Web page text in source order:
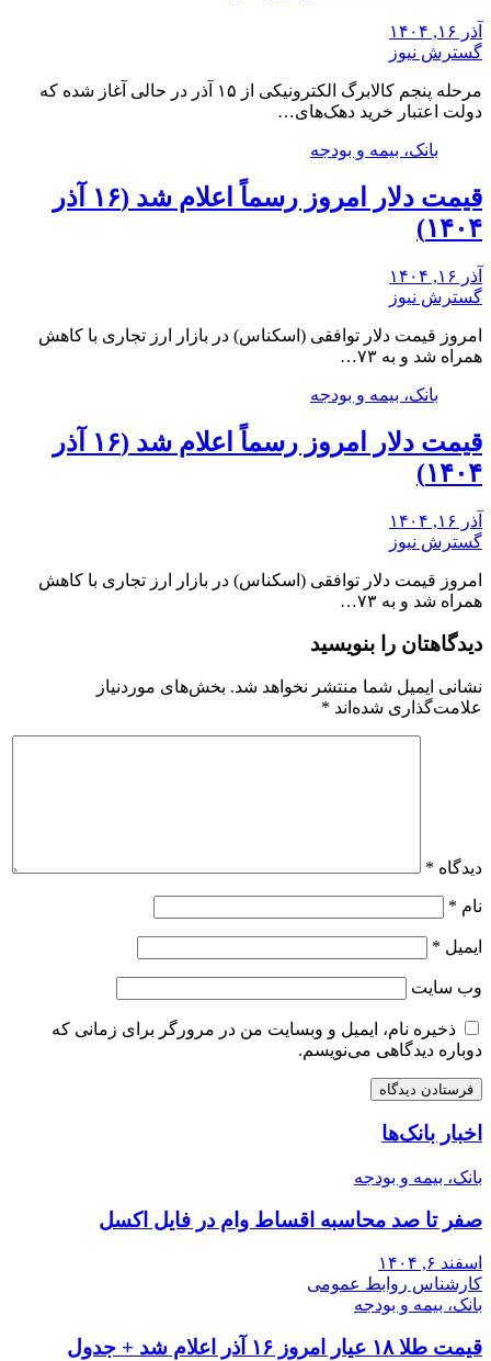
آذر ۱۶, ۱۴۰۴
گسترش نیوز
مرحله پنجم کالابرگ الکترونیکی از ۱۵ آذر در حالی آغاز شده که
دولت اعتبار خرید دهک‌های…
بانک، بیمه و بودجه
قیمت دلار امروز رسماً اعلام شد (۱۶ آذر
۱۴۰۴)
آذر ۱۶, ۱۴۰۴
گسترش نیوز
امروز قیمت دلار توافقی (اسکناس) در بازار ارز تجاری با کاهش
همراه شد و به ۷۳…
بانک، بیمه و بودجه
قیمت دلار امروز رسماً اعلام شد (۱۶ آذر
۱۴۰۴)
آذر ۱۶, ۱۴۰۴
گسترش نیوز
امروز قیمت دلار توافقی (اسکناس) در بازار ارز تجاری با کاهش
همراه شد و به ۷۳…
دیدگاهتان را بنویسید
نشانی ایمیل شما منتشر نخواهد شد. بخش‌های موردنیاز
علامت‌گذاری شده‌اند *
دیدگاه *
نام *
ایمیل *
وب‌ سایت
ذخیره نام، ایمیل و وبسایت من در مرورگر برای زمانی که
دوباره دیدگاهی می‌نویسم.
اخبار بانک‌ها
بانک، بیمه و بودجه
صفر تا صد محاسبه اقساط وام در فایل اکسل
اسفند ۶, ۱۴۰۴
کارشناس روابط عمومی
بانک، بیمه و بودجه
قیمت طلا ۱۸ عیار امروز ۱۶ آذر اعلام شد + جدول